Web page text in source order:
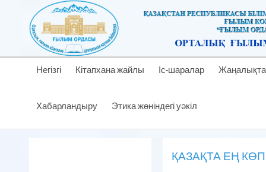
Негізгі Кітапхана жайлы Іс-шаралар
Хабарландыру Этика жөніндегі уәкіл
ҚАЗАҚТА ЕҢ